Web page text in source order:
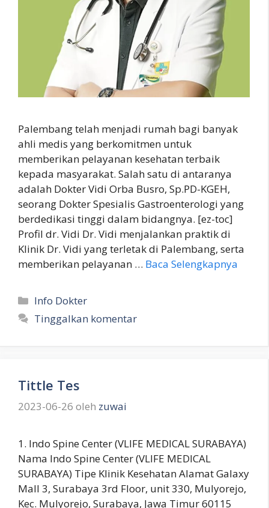
Palembang telah menjadi rumah bagi banyak
ahli medis yang berkomitmen untuk
memberikan pelayanan kesehatan terbaik
kepada masyarakat. Salah satu di antaranya
adalah Dokter Vidi Orba Busro, Sp.PD-KGEH,
seorang Dokter Spesialis Gastroenterologi yang
berdedikasi tinggi dalam bidangnya. [ez-toc]
Profil dr. Vidi Dr. Vidi menjalankan praktik di
Klinik Dr. Vidi yang terletak di Palembang, serta
memberikan pelayanan … Baca Selengkapnya
Kategori
Info Dokter
Tinggalkan komentar
Tittle Tes
2023-06-26 oleh zuwai
1. Indo Spine Center (VLIFE MEDICAL SURABAYA)
Nama Indo Spine Center (VLIFE MEDICAL
SURABAYA) Tipe Klinik Kesehatan Alamat Galaxy
Mall 3, Surabaya 3rd Floor, unit 330, Mulyorejo,
Kec. Mulyorejo, Surabaya, Jawa Timur 60115